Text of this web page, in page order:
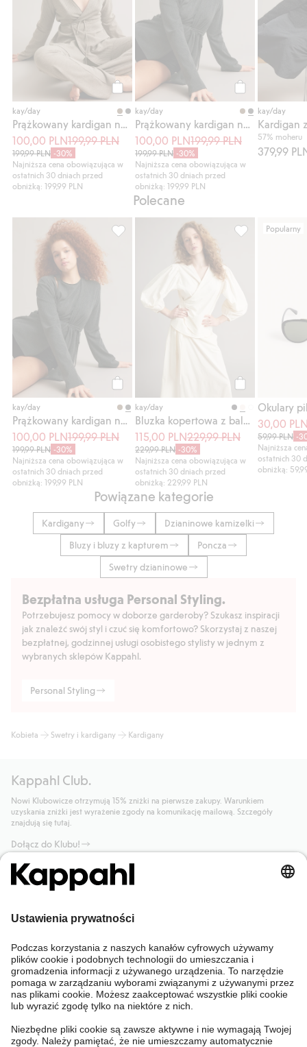
Kup
kay/day
100,00 PLN199,99 PLN
199,99 PLN -30%
Najniższa cena obowiązująca w
ostatnich 30 dniach przed
obniżką: 199,99 PLN
Kup
kay/day
100,00 PLN199,99 PLN
199,99 PLN -30%
Najniższa cena obowiązująca w
ostatnich 30 dniach przed
obniżką: 199,99 PLN
kay/day
57% moheru
379,99
Polecane
Kup
kay/day
100,00 PLN199,99 PLN
199,99 PLN -30%
Najniższa cena obowiązująca w
ostatnich 30 dniach przed
obniżką: 199,99 PLN
Prążkowany kardigan na zakładkę,
Kup
kay/day
115,00 PLN229,99 PLN
229,99 PLN -30%
Najniższa cena obowiązująca w
ostatnich 30 dniach przed
obniżką: 229,99 PLN
Popularny
Okulary
30,00
59,99 PLN -
Najniższa
ostatnich 30
obniżką:
Powiązane kategorie
Kardigany Golfy
Dzianinowe kamizelki
Bluzy i bluzy z kapturem
Poncza
Swetry dzianinowe
Bezpłatna usługa Personal Styling.
Potrzebujesz pomocy w doborze garderoby? Szukasz inspiracji
jak znaleźć swój styl i czuć się komfortowo? Skorzystaj z naszej
bezpłatnej, godzinnej usługi osobistego stylisty w jednym z
wybranych sklepów Kappahl.
Personal Styling
Kobieta Swetry i kardigany Kardigany
Kappahl Club.
Nowi Klubowicze otrzymują 15% zniżki na pierwsze zakupy. Warunkiem
uzyskania zniżki jest wyrażenie zgody na komunikację mailową. Szczegóły
znajdują się tutaj.
Dołącz do Klubu!
Potrzebujesz pomocy?
Sklep internetowy
Częste pytania
Kappahl Club